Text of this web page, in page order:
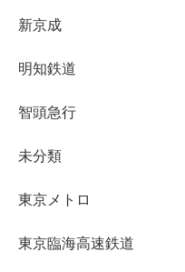
新京成
明知鉄道
智頭急行
未分類
東京メトロ
東京臨海高速鉄道